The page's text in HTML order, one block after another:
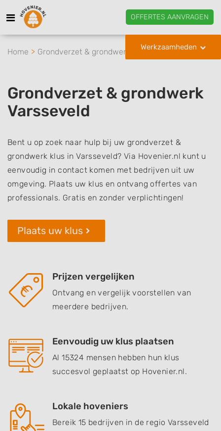
OFFERTES AANVRAGEN
Werkzaamheden
Home Grondverzet & grondwerk Varsseveld
Grondverzet & grondwerk
Varsseveld
Bent u op zoek naar hulp bij uw grondverzet &
grondwerk klus in Varsseveld? Via Hovenier.nl kunt u
eenvoudig in contact komen met bedrijven uit uw
omgeving. Plaats uw klus en ontvang offertes van
professionals. Gratis en zonder verplichtingen!
Plaats uw klus
Prijzen vergelijken
Ontvang en vergelijk voorstellen van
meerdere bedrijven.
Eenvoudig uw klus plaatsen
Al 15324 mensen hebben hun klus
succesvol geplaatst op Hovenier.nl.
Lokale hoveniers
Bereik 15 bedrijven in de regio Varsseveld